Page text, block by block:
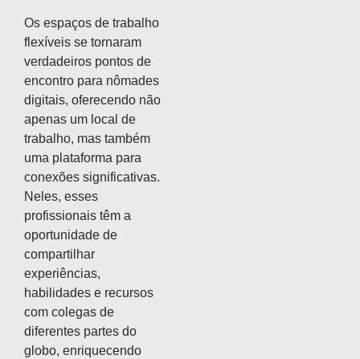
Os espaços de trabalho
flexíveis se tornaram
verdadeiros pontos de
encontro para nômades
digitais, oferecendo não
apenas um local de
trabalho, mas também
uma plataforma para
conexões significativas.
Neles, esses
profissionais têm a
oportunidade de
compartilhar
experiências,
habilidades e recursos
com colegas de
diferentes partes do
globo, enriquecendo